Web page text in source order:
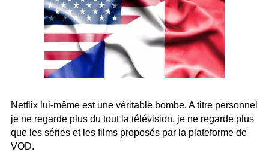
Netflix lui-même est une véritable bombe. A titre personnel
je ne regarde plus du tout la télévision, je ne regarde plus
que les séries et les films proposés par la plateforme de
VOD.